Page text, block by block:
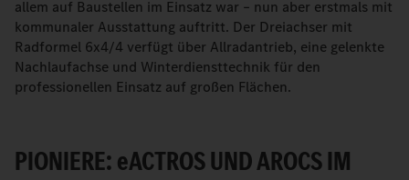
allem auf Baustellen im Einsatz war – nun aber erstmals mit
kommunaler Ausstattung auftritt. Der Dreiachser mit
Radformel 6x4/4 verfügt über Allradantrieb, eine gelenkte
Nachlaufachse und Winterdiensttechnik für den
professionellen Einsatz auf großen Flächen.
PIONIERE:eACTROS UND AROCS IM